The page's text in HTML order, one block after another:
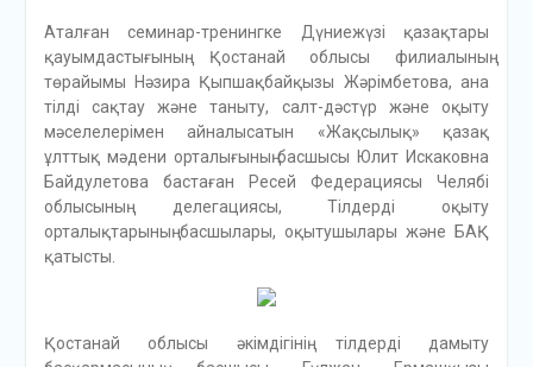
Аталған семинар-тренингке Дүниежүзі қазақтары
қауымдастығының Қостанай облысы филиалының
төрайымы Нәзира Қыпшақбайқызы Жәрімбетова, ана
тілді сақтау және таныту, салт-дәстүр және оқыту
мәселелерімен айналысатын «Жақсылық» қазақ
ұлттық мәдени орталығының басшысы Юлит Искаковна
Байдулетова бастаған Ресей Федерациясы Челябі
облысының делегациясы, Tілдерді оқыту
орталықтарының басшылары, оқытушылары және БАҚ
қатысты.
Қостанай облысы әкімдігінің тілдерді дамыту